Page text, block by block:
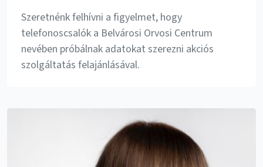
Szeretnénk felhívni a figyelmet, hogy
telefonoscsalók a Belvárosi Orvosi Centrum
nevében próbálnak adatokat szerezni akciós
szolgáltatás felajánlásával.